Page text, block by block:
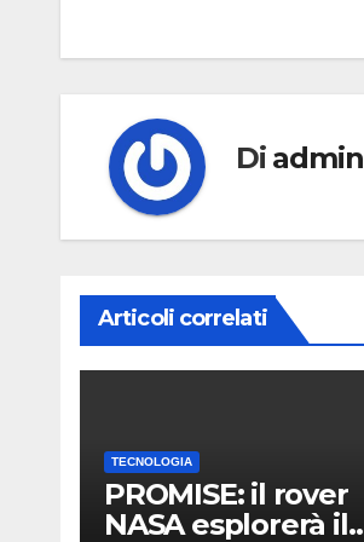
Di admin
Articoli correlati
TECNOLOGIA
PROMISE: il rover
NASA esplorerà il